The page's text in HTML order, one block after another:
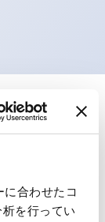
合わせたコ
を行ってい
すべて展開+